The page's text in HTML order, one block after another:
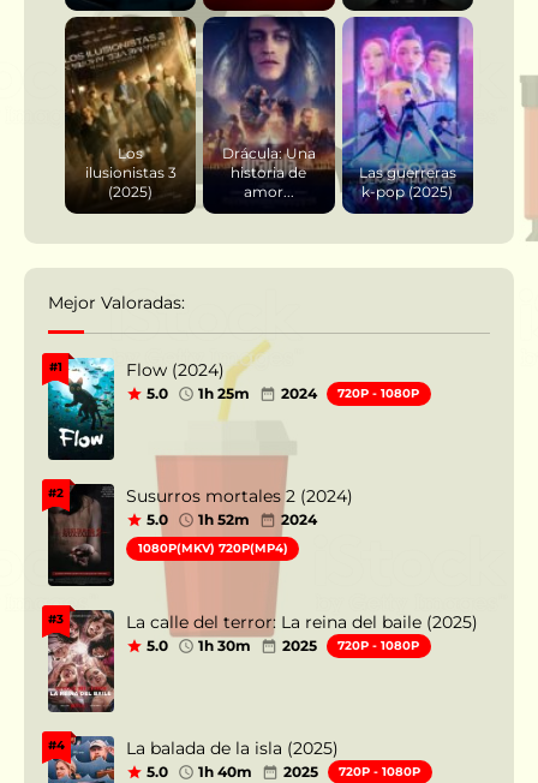
Los
ilusionistas 3
(2025)
Drácula: Una
historia de
amor...
Las guerreras
k-pop (2025)
Mejor Valoradas:
#1 Flow (2024)
5.0 1h 25m 2024 720P - 1080P
#2 Susurros mortales 2 (2024)
5.0 1h 52m 2024
1080P(MKV) 720P(MP4)
#3 La calle del terror: La reina del baile (2025)
5.0 1h 30m 2025 720P - 1080P
#4 La balada de la isla (2025)
5.0 1h 40m 2025 720P - 1080P